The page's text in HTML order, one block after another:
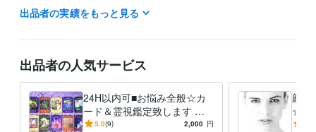
アロマアドバイザー 取得年 : 2008年
エステティシャン 取得年 : 2005年
運転免許 取得年 : 2002年
得意分野
占い 霊視鑑定 人相
出品者の実績をもっと見る
出品者の人気サービス
24H以内可■お悩み全般☆カ
ード＆霊視鑑定致します お
悩みを解決する為のヒントお
5.0(9) 2,000 円
顔相
☆人
には